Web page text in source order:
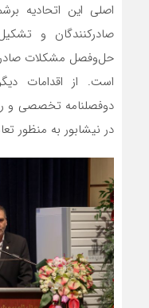
اصلی این اتحادیه
صادرکنندگان و
حل‌وفصل مشکلات
است. از اقدامات
دوفصلنامه تخصصی و
در نیشابور به منظور